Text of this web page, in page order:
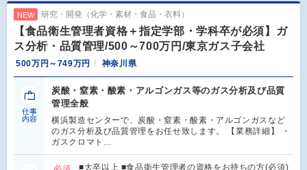
NEW 研究・開発（化学・素材・食品・衣料）
【食品衛生管理者資格＋指定学部・学科卒が必須】ガ
ス分析・品質管理/500～700万円/東京ガス子会社
500万円～749万円 神奈川県
仕事
内容
炭酸・窒素・酸素・アルゴンガス等のガス分析及び品質
管理全般
横浜製造センターで、炭酸・窒素・酸素・アルゴンガスなど
のガス分析及び品質管理をお任せ致します。 【業務詳細】 ・
ガスクロマト…
■大卒以上 ■食品衛生管理者の資格をお持ちの方(必須)